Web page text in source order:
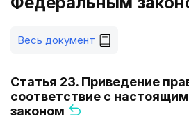
Весь документ
Статья 23. Приведение
соответствие с
законом